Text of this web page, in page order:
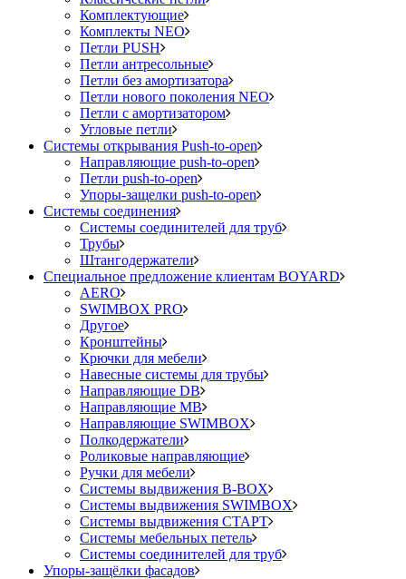
Комплектующие
Комплекты NEO
Петли PUSH
Петли антресольные
Петли без амортизатора
Петли нового поколения NEO
Петли с амортизатором
Угловые петли
Системы открывания Push-to-open
Направляющие push-to-open
Петли push-to-open
Упоры-защелки push-to-open
Системы соединения
Системы соединителей для труб
Трубы
Штангодержатели
Специальное предложение клиентам BOYARD
AERO
SWIMBOX PRO
Другое
Кронштейны
Крючки для мебели
Навесные системы для трубы
Направляющие DB
Направляющие MB
Направляющие SWIMBOX
Полкодержатели
Роликовые направляющие
Ручки для мебели
Системы выдвижения B-BOX
Системы выдвижения SWIMBOX
Системы выдвижения СТАРТ
Системы мебельных петель
Системы соединителей для труб
Упоры-защёлки фасадов